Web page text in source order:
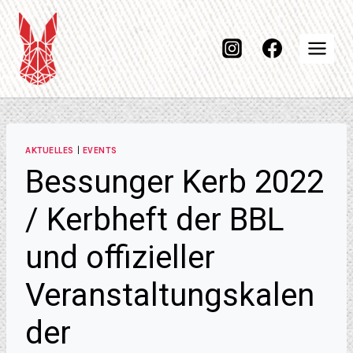
AKTUELLES EVENTS
Bessunger Kerb 2022
/ Kerbheft der BBL
und offizieller
Veranstaltungskalen
der